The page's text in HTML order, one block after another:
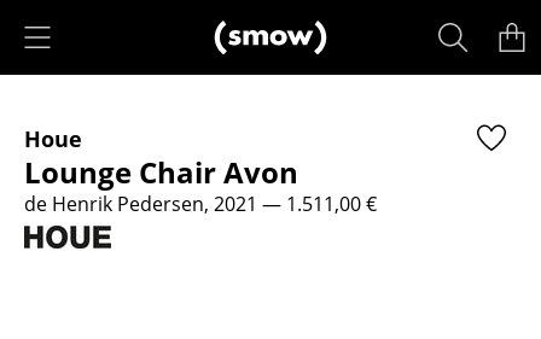
Sièges
Chaises de cuisine & salle à manger
Canapés
Houe
Lounge Chair Avon
de Henrik Pedersen, 2021 — 1.511,00 €